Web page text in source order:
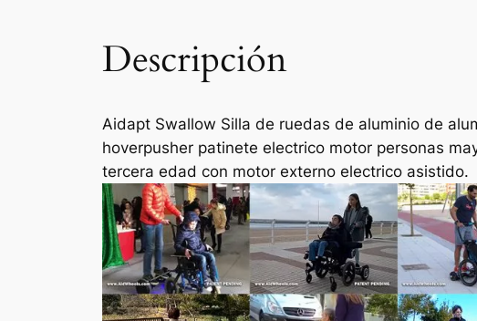
Descripción
Aidapt Swallow Silla de ruedas de aluminio de
hoverpusher patinete electrico motor personas
tercera edad con motor externo electrico asistido.